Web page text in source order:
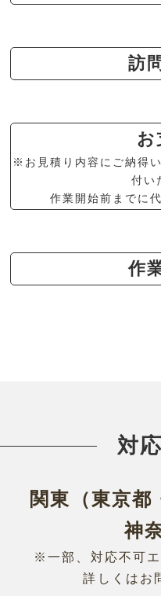
訪
お
※お見積り内容にご納得
付い
作業開始前までに
作
対
関東（東京都
神
※一部、対応不可エ
詳しくはお